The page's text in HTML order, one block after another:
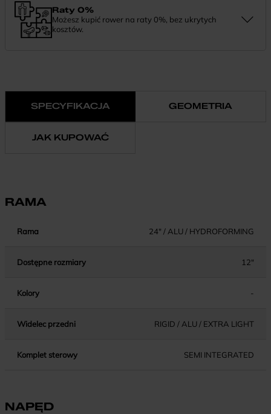
Raty 0%
Możesz kupić rower na raty 0%, bez ukrytych
kosztów.
SPECYFIKACJA GEOMETRIA
JAK KUPOWAĆ
RAMA
Rama 24" / ALU / HYDROFORMING
Dostępne rozmiary 12"
Kolory -
Widelec przedni RIGID / ALU / EXTRA LIGHT
Komplet sterowy SEMI INTEGRATED
NAPĘD